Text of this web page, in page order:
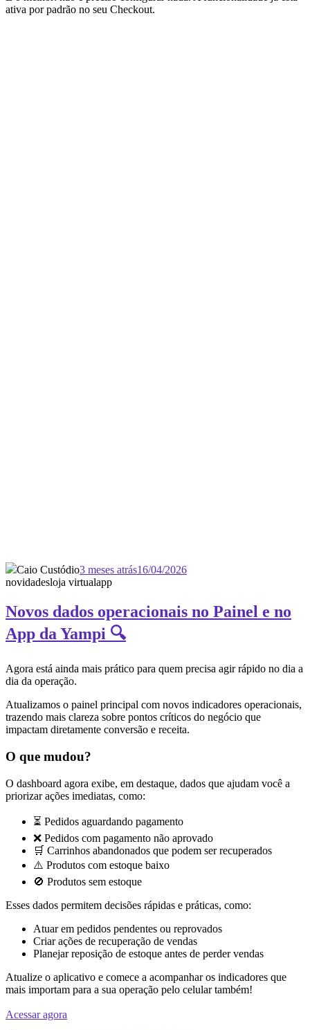
ativa por padrão no seu Checkout.
Caio Custódio3 meses atrás16/04/2026
novidadesloja virtualapp
Novos dados operacionais no Painel e no
App da Yampi 🔍
Agora está ainda mais prático para quem precisa agir rápido no dia a
dia da operação.
Atualizamos o painel principal com novos indicadores operacionais,
trazendo mais clareza sobre pontos críticos do negócio que
impactam diretamente conversão e receita.
O que mudou?
O dashboard agora exibe, em destaque, dados que ajudam você a
priorizar ações imediatas, como:
⏳ Pedidos aguardando pagamento
❌ Pedidos com pagamento não aprovado
🛒 Carrinhos abandonados que podem ser recuperados
⚠️ Produtos com estoque baixo
🚫 Produtos sem estoque
Esses dados permitem decisões rápidas e práticas, como:
Atuar em pedidos pendentes ou reprovados
Criar ações de recuperação de vendas
Planejar reposição de estoque antes de perder vendas
Atualize o aplicativo e comece a acompanhar os indicadores que
mais importam para a sua operação pelo celular também!
Acessar agora